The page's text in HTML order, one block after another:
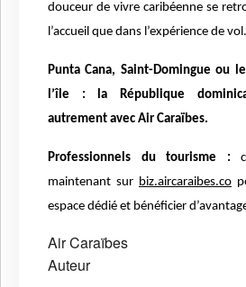
douceur de vivre caribéenne se
l’accueil que dans l’expérience de vol.
Punta Cana, Saint-Domingue ou
l’île : la République
autrement avec Air Caraïbes.
Professionnels du tourisme :
maintenant sur biz.aircaraibes.co
espace dédié et bénéficier
Air Caraïbes
Auteur